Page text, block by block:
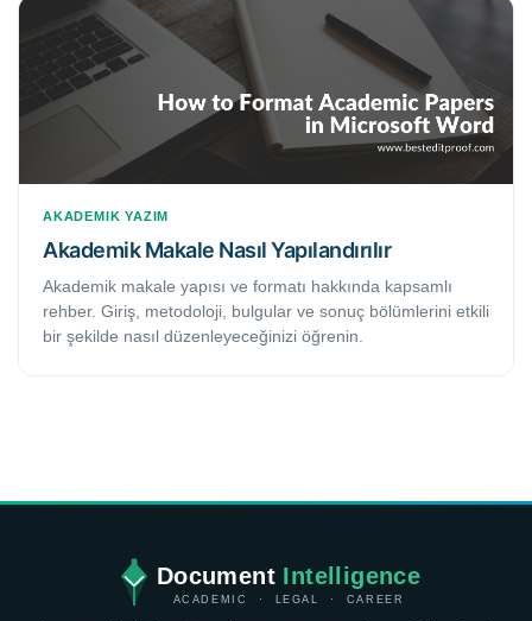
AKADEMIK YAZIM
Akademik Makale Nasıl Yapılandırılır
Akademik makale yapısı ve formatı hakkında kapsamlı
rehber. Giriş, metodoloji, bulgular ve sonuç bölümlerini etkili
bir şekilde nasıl düzenleyeceğinizi öğrenin.
Document Intelligence
ACADEMIC · LEGAL · CAREER